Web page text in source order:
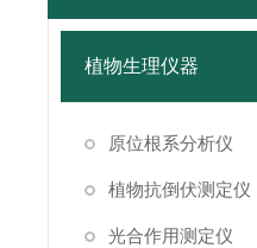
植物生理仪器
原位根系分析仪
植物抗倒伏测定仪
光合作用测定仪